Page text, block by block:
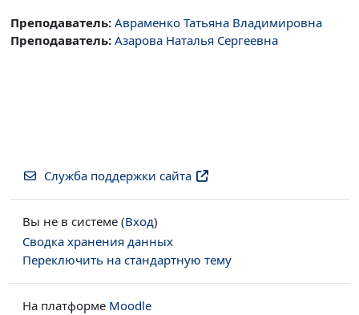
Преподаватель: Авраменко Татьяна Владимировна
Преподаватель: Азарова Наталья Сергеевна
Служба поддержки сайта
Вы не в системе (Вход)
Сводка хранения данных
Переключить на стандартную тему
На платформе Moodle